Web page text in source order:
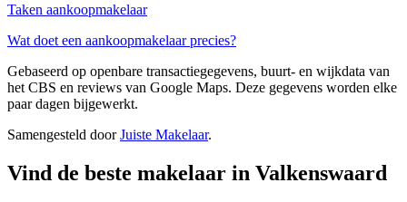
Taken aankoopmakelaar
Wat doet een aankoopmakelaar precies?
Gebaseerd op openbare transactiegegevens, buurt- en wijkdata van
het CBS en reviews van Google Maps. Deze gegevens worden elke
paar dagen bijgewerkt.
Samengesteld doorJuiste Makelaar.
Vind de beste makelaar in Valkenswaard